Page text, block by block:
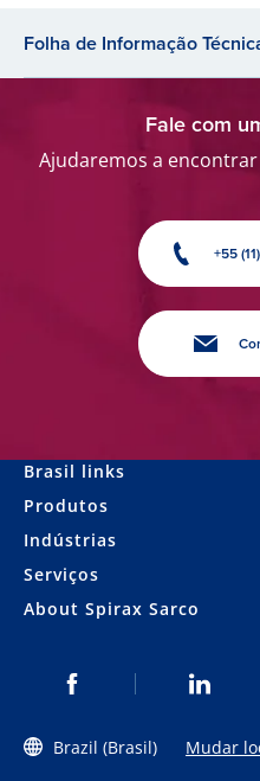
Folha de Informação
Fale com
Ajudaremos a
+55
Brasil links
Produtos
Indústrias
Serviços
About Spirax Sarco
Brazil (Brasil) Mudar